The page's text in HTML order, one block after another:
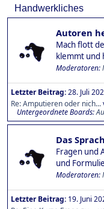
Handwerkliches
Autoren
Mach flott
klemmt und
Moderatoren:
Letzter Beitrag:28. Juli
Re: Amputieren oder nich...
Untergeordnete Boards
Das
Fragen und
und
Moderatoren:
Letzter Beitrag: 19. Juni